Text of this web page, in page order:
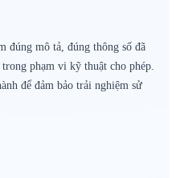
đúng mô tả, đúng thông số đã
phạm vi kỹ thuật cho phép.
để đảm bảo trải nghiệm sử